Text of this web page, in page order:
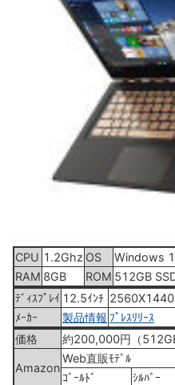
CPU 1.2Ghz OS Windows
RAM 8GB ROM 512GB
ﾃﾞｨｽﾌﾟﾚｲ 12.5ｲﾝﾁ 2560X1440
ﾒｰｶｰ
製品情報 ﾌﾟﾚｽﾘﾘｰｽ
価格
約200,000円（
Amazon
Web直販ﾓﾃﾞﾙ
ｺﾞｰﾙﾄﾞ
ｼﾙﾊﾞｰ